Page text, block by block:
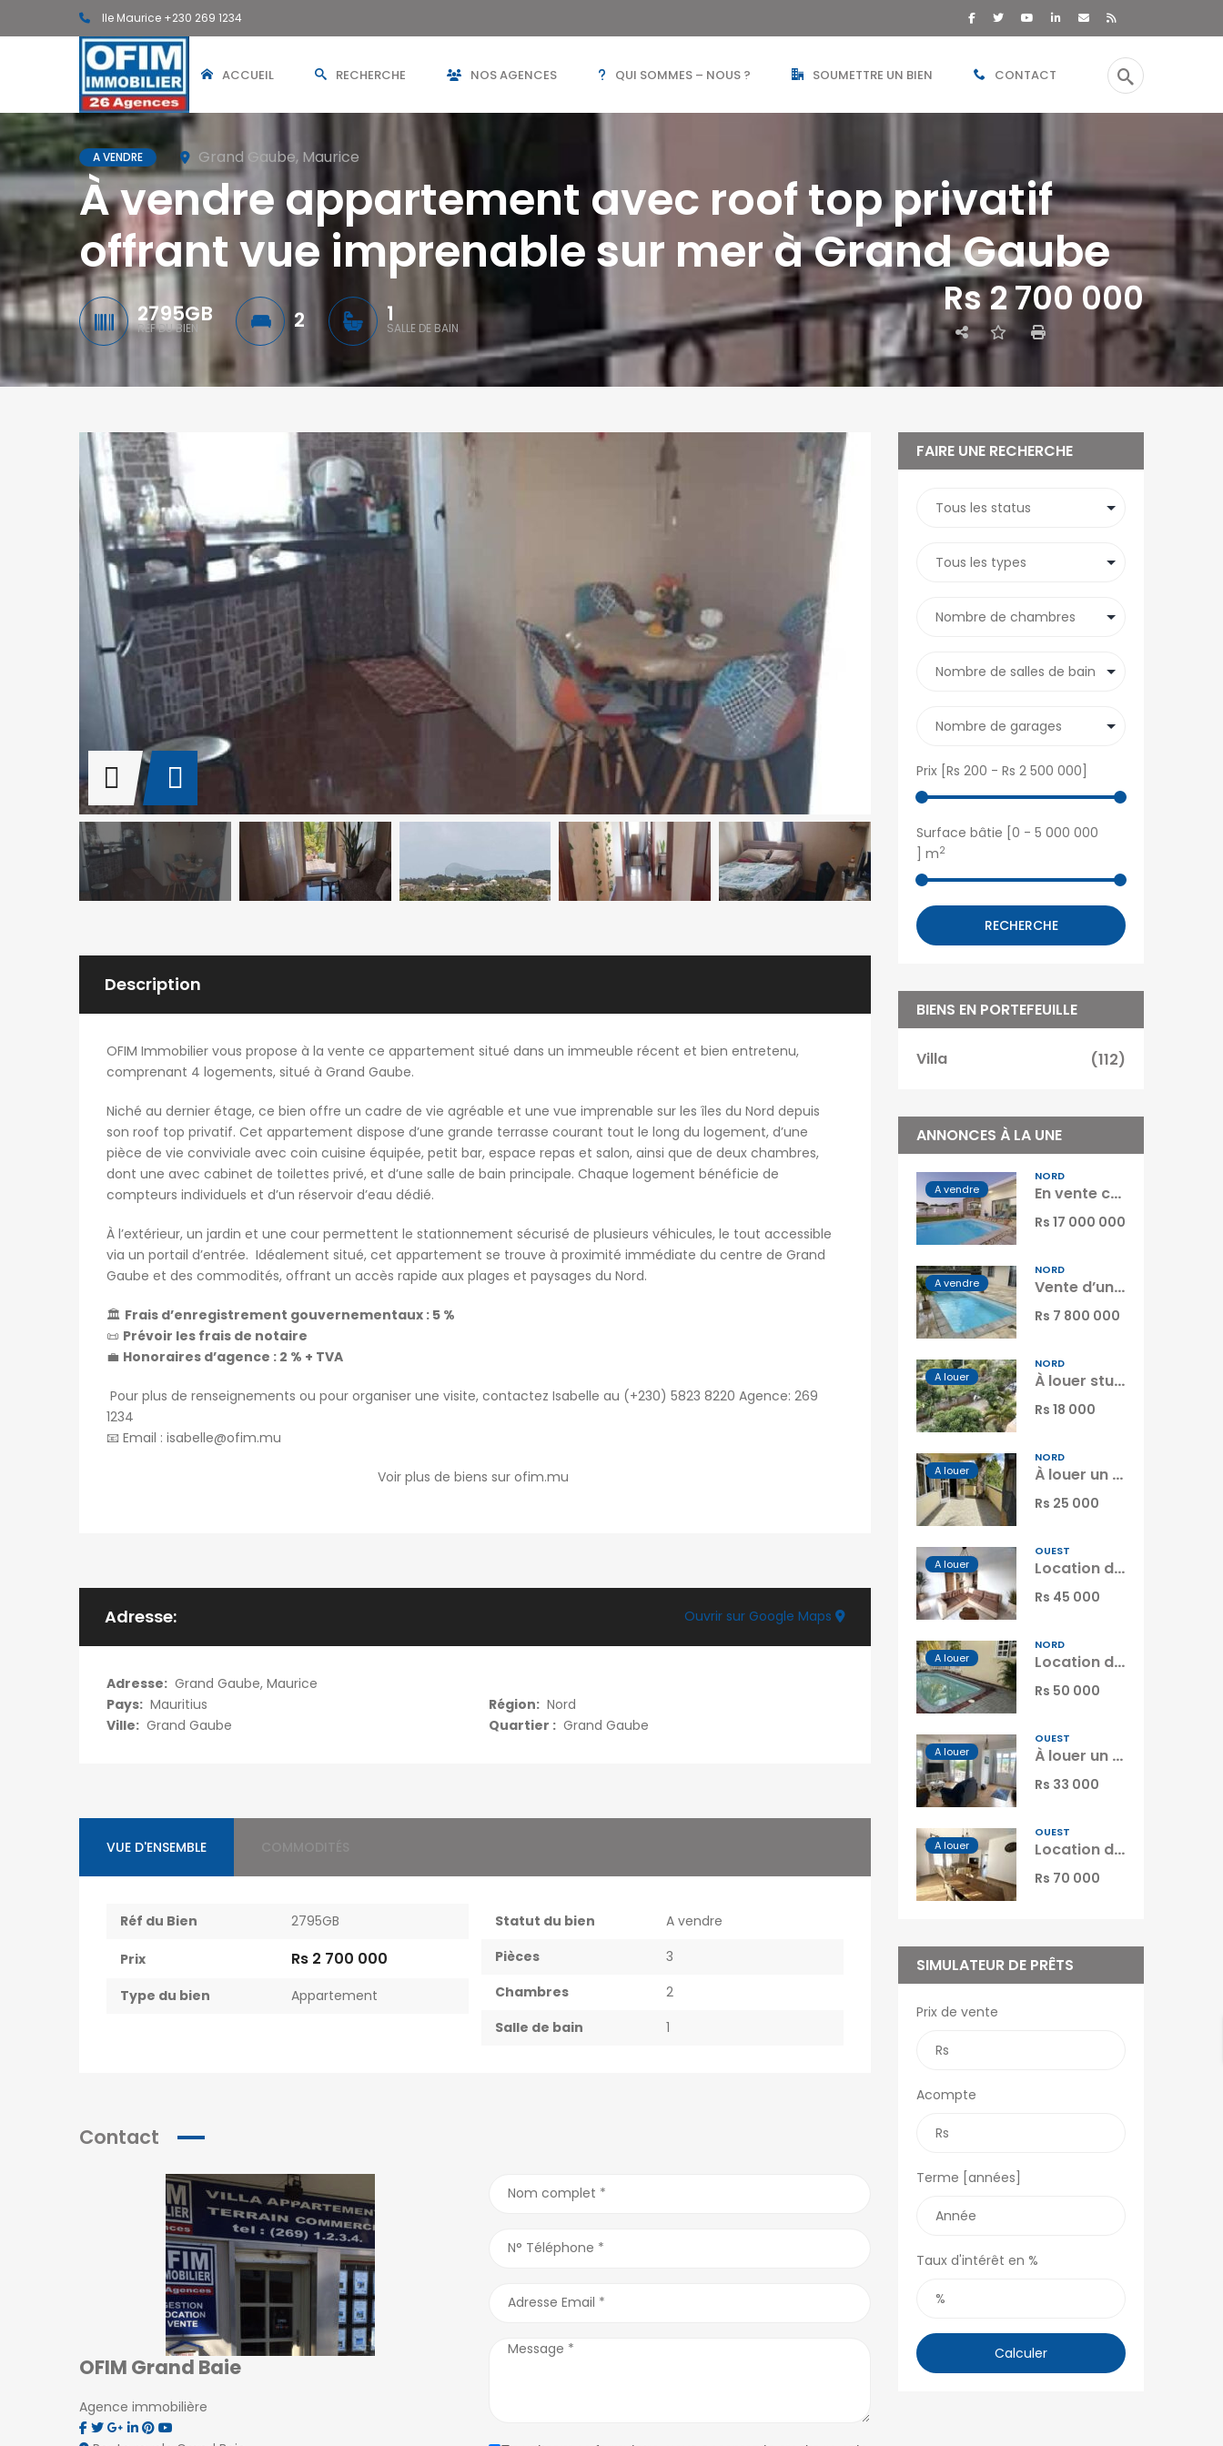
Ile Maurice +230 269 1234
ACCUEIL RECHERCHE NOS AGENCES QUI SOMMES – NOUS ? SOUMETTRE UN BIEN CONTACT
A VENDRE Grand Gaube, Maurice
À vendre appartement avec roof top privatif
offrant vue imprenable sur mer à Grand Gaube
2795GB
RÉF DU BIEN 2 1
SALLE DE BAIN
Rs 2 700 000
Description
OFIM Immobilier vous propose à la vente ce appartement situé dans un immeuble récent et bien entretenu,
comprenant 4 logements, situé à Grand Gaube.
Niché au dernier étage, ce bien offre un cadre de vie agréable et une vue imprenable sur les îles du Nord depuis
son roof top privatif. Cet appartement dispose d’une grande terrasse courant tout le long du logement, d’une
pièce de vie conviviale avec coin cuisine équipée, petit bar, espace repas et salon, ainsi que de deux chambres,
dont une avec cabinet de toilettes privé, et d’une salle de bain principale. Chaque logement bénéficie de
compteurs individuels et d’un réservoir d’eau dédié.
À l’extérieur, un jardin et une cour permettent le stationnement sécurisé de plusieurs véhicules, le tout accessible
via un portail d’entrée. Idéalement situé, cet appartement se trouve à proximité immédiate du centre de Grand
Gaube et des commodités, offrant un accès rapide aux plages et paysages du Nord.
🏛️ Frais d’enregistrement gouvernementaux : 5 %
📜 Prévoir les frais de notaire
💼 Honoraires d’agence : 2 % + TVA
Pour plus de renseignements ou pour organiser une visite, contactez Isabelle au (+230) 5823 8220 Agence: 269
1234
📧 Email : isabelle@ofim.mu
Voir plus de biens sur ofim.mu
Adresse:
Adresse: Grand Gaube, Maurice
Pays: Mauritius Région: Nord
Ville: Grand Gaube Quartier : Grand Gaube
Ouvrir sur Google Maps
VUE D'ENSEMBLE
Réf du Bien 2795GB
Prix Rs 2 700 000
Type du bien Appartement
Statut du bien
A vendre
Pièces
3
Chambres
2
Salle de bain
1
Contact
OFIM Grand Baie
Agence immobilière
FAIRE UNE RECHERCHE
Prix [ Rs 200 - Rs 2 500 000
Surface bâtie [ 0 - 5 000 000
] m2
RECHERCHE
BIENS EN PORTEFEUILLE
Villa (112)
ANNONCES À LA UNE
A vendre
NORD
En vente cette élégante villa contemporaine T4 meublée de 140 m2 située à Grand Baie île Maurice
Rs 17 000 000
A vendre
NORD
Vente d’un appartement T3 neuf situé dans une résidence sécurisée avec piscine à Grand Baie, île Maurice
Rs 7 800 000
A louer
NORD
À louer studio meublé situé dans une résidence sécurisée à Péreybère Île Maurice
Rs 18 000
A louer
NORD
À louer un appartement avec studio indépendant à quelques pas de la plage de Grand Gaube Maurice
Rs 25 000
A louer
OUEST
Location d’un charmant appartement dans une résidence sécurisée avec piscine commune à Flic en Flac Maurice
Rs 45 000
A louer
NORD
Location d’une charmante villa dans une résidence sécurisée avec piscine à Péreybère Maurice
Rs 50 000
A louer
OUEST
À louer un lumineux appartement avec terrasse et piscine à Flic en Flac Maurice
Rs 33 000
A louer
OUEST
Location d’un appartement neuf avec piscine dans le quartier prisé de Green Creek à Flic en Flac Maurice
Rs 70 000
SIMULATEUR DE PRÊTS
Prix de vente
Acompte
Terme [années]
Taux d'intérêt en %
Calculer